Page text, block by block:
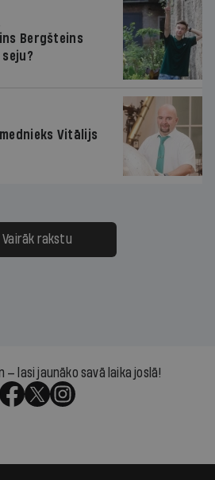
Bergšteins
Vitālijs
Vairāk rakstu
— lasi jaunāko savā laika joslā!